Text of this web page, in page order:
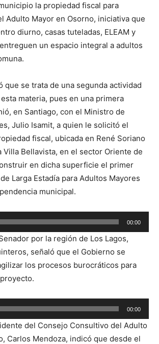
la propiedad fiscal para
Adulto Mayor en Osorno, iniciativa que
diurno, casas tuteladas, ELEAM y
un espacio integral a adultos
que se trata de una segunda actividad
materia, pues en una primera
en Santiago, con el Ministro de
Julio Isamit, a quien le solicitó el
fiscal, ubicada en René Soriano
Villa Bellavista, en el sector Oriente de
en dicha superficie el primer
Larga Estadía para Adultos Mayores
municipal.
00:00
por la región de Los Lagos,
señaló que el Gobierno se
los procesos burocráticos para
00:00
del Consejo Consultivo del Adulto
Carlos Mendoza, indicó que desde el